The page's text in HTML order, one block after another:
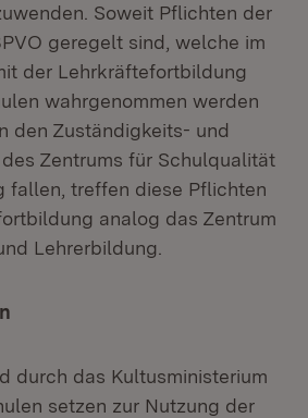
Soweit Pflichten der
geregelt sind, welche im
der Lehrkräftefortbildung
wahrgenommen werden
den Zuständigkeits- und
Zentrums für Schulqualität
fallen, treffen diese Pflichten
analog das Zentrum
Lehrerbildung.
durch das Kultusministerium
setzen zur Nutzung der